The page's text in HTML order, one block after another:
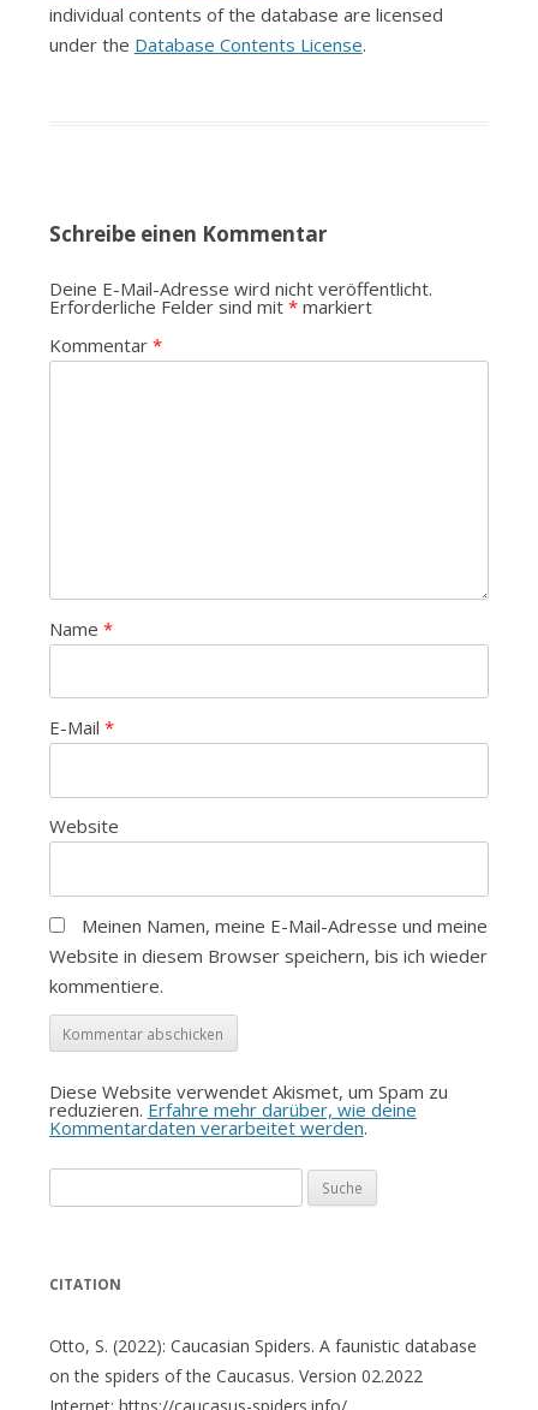
individual contents of the database are licensed
under the Database Contents License.
Schreibe einen Kommentar
Deine E-Mail-Adresse wird nicht veröffentlicht.
Erforderliche Felder sind mit *markiert
Kommentar *
Name *
E-Mail *
Website
Meinen Namen, meine E-Mail-Adresse und meine
Website in diesem Browser speichern, bis ich wieder
kommentiere.
Diese Website verwendet Akismet, um Spam zu
reduzieren. Erfahre mehr darüber, wie deine
Kommentardaten verarbeitet werden.
nach:
CITATION
Otto, S. (2022): Caucasian Spiders. A faunistic database
on the spiders of the Caucasus. Version 02.2022
Internet: https://caucasus-spiders.info/